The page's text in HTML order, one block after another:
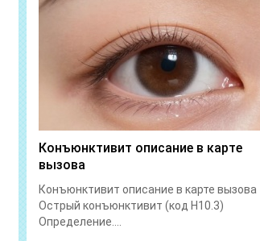
Конъюнктивит описание в карте
вызова
Конъюнктивит описание в карте вызова
Острый конъюнктивит (код Н10.3)
Определение....